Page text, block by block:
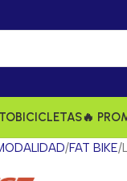
BICICLETAS🔥
FAT BIKE